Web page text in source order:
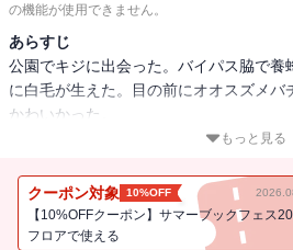
の機能が使用できません。
あらすじ
公園でキジに出会った。バイパス脇で養
に白毛が生えた。目の前にオオスズメバ
かわいかった。
春～’２4秋編を収録！
もっと見る
クーポン対象 10%OFF
【10%OFFクーポン】サマーブックフェス
フロアで使える